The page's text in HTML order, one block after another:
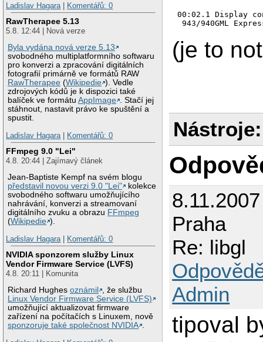
Ladislav Hagara| Komentářů: 0
RawTherapee 5.13
5.8. 12:44 | Nová verze
Byla vydána nová verze 5.13
svobodného multiplatformního softwaru
pro konverzi a zpracování digitálních
fotografií primárně ve formátů RAW
RawTherapee (Wikipedie ). Vedle
zdrojových kódů je k dispozici také
balíček ve formátuAppImage . Stačí jej
stáhnout, nastavit právo ke spuštění a
spustit.
Ladislav Hagara| Komentářů: 0
FFmpeg 9.0 "Lei"
4.8. 20:44 | Zajímavý článek
Jean-Baptiste Kempf na svém blogu
představil novou verzi 9.0 "Lei"
kolekce
svobodného softwaru umožňujícího
nahrávání, konverzi a streamovaní
digitálního zvuku a obrazu FFmpeg
(Wikipedie ).
Ladislav Hagara| Komentářů: 0
NVIDIA sponzorem služby Linux
Vendor Firmware Service (LVFS)
4.8. 20:11 | Komunita
Richard Hughesoznámil
, že službu
Linux Vendor Firmware Service (LVFS)
umožňující aktualizovat firmware
zařízení na počítačích s Linuxem, nově
sponzoruje také společnost NVIDIA .
00:02.1 Display
943/940GML
(je to
Nástroje:
Praha
Re: libgl
Admin
tipoval